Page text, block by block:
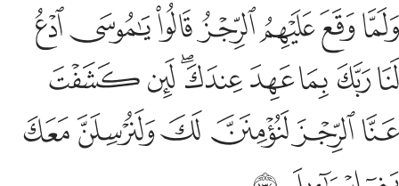
ولما وقع عليهم الرجز قالوا يا موسى ادع لنا ربك بما عهد عندك لين
وَلَمَّا وَقَعَ عَلَيْهِمُ ٱلرِّجْزُ قَالُوا۟ يَـٰمُوسَى ٱدْعُ لَنَا رَبَّكَ بِمَا عَهِدَ عِندَكَ
ﱵﱶﱷﱸﱹﱺﱻ
ﱼﱽﱾﱿﲀﲁﲂﲃ
ﲄﲅﲆ ﲇﲈﲉ